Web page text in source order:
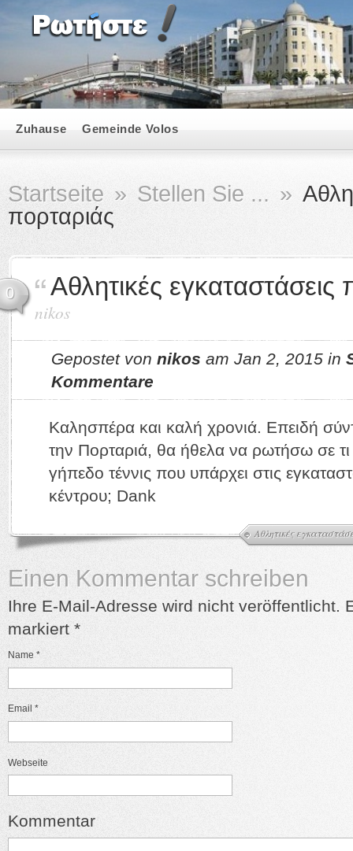
Zuhause Gemeinde Volos
Startseite » Stellen Sie ... »
πορταριάς
0 Αθλητικές εγκαταστάσεις
nikos
Gepostet von nikos am Jan 2, 2015 in
Kommentare
Αθλητικές
Καλησπέρα και καλή χρονιά. Επειδή
την Πορταριά, θα ήθελα να ρωτήσω σε τι
γήπεδο τέννις που υπάρχει στις
κέντρου; Dank
Einen Kommentar schreiben
Ihre E-Mail-Adresse wird nicht veröffentlicht.
markiert *
Name *
Email *
Webseite
Kommentar